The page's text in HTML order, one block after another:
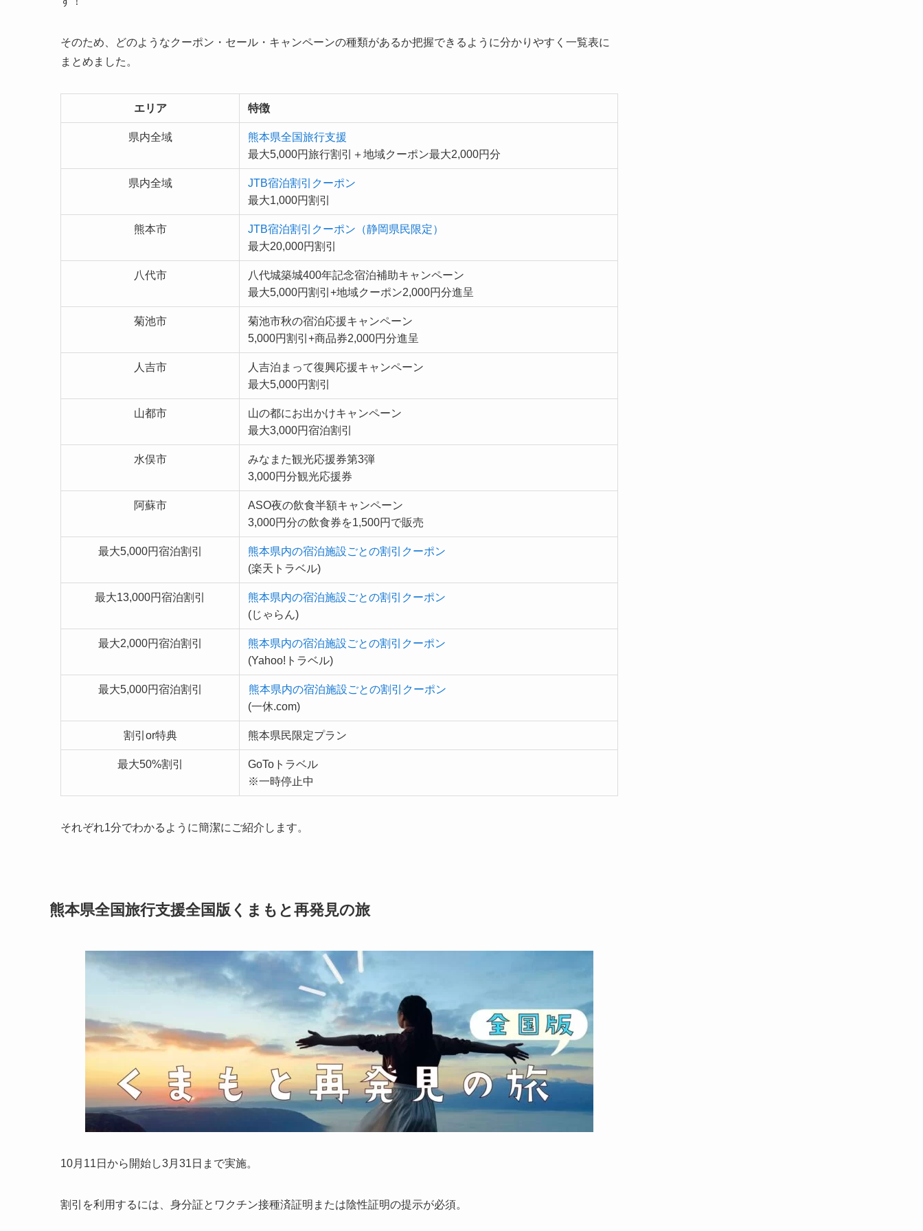
そのため、どのようなクーポン・セール・キャンペーンの種類があるか把握できるように分かりやすく一覧表に
まとめました。
エリア 特徴
県内全域
熊本県全国旅行支援
最大5,000円旅行割引＋地域クーポン最大2,000円分
県内全域
JTB宿泊割引クーポン
最大1,000円割引
熊本市
JTB宿泊割引クーポン（静岡県民限定）
最大20,000円割引
八代市
八代城築城400年記念宿泊補助キャンペーン
最大5,000円割引+地域クーポン2,000円分進呈
菊池市
菊池市秋の宿泊応援キャンペーン
5,000円割引+商品券2,000円分進呈
人吉市
人吉泊まって復興応援キャンペーン
最大5,000円割引
山都市
山の都にお出かけキャンペーン
最大3,000円宿泊割引
水俣市
みなまた観光応援券第3弾
3,000円分観光応援券
阿蘇市
ASO夜の飲食半額キャンペーン
3,000円分の飲食券を1,500円で販売
最大5,000円宿泊割引
熊本県内の宿泊施設ごとの割引クーポン
(楽天トラベル)
最大13,000円宿泊割引
熊本県内の宿泊施設ごとの割引クーポン
(じゃらん)
最大2,000円宿泊割引
熊本県内の宿泊施設ごとの割引クーポン
(Yahoo!トラベル)
最大5,000円宿泊割引
熊本県内の宿泊施設ごとの割引クーポン
(一休.com)
割引or特典 熊本県民限定プラン
最大50%割引
GoToトラベル
※一時停止中
それぞれ1分でわかるように簡潔にご紹介します。
熊本県全国旅行支援全国版くまもと再発見の旅
10月11日から開始し3月31日まで実施。
割引を利用するには、身分証とワクチン接種済証明または陰性証明の提示が必須。